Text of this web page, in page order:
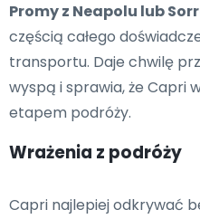
Promy z Neapolu lub
częścią całego
transportu. Daje chwilę
wyspą i sprawia, że Capri
etapem podróży.
Wrażenia z podróży
Capri najlepiej odkrywać